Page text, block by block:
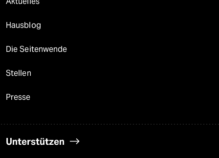
Hausblog
Die Seitenwende
Stellen
Presse
Unterstützen